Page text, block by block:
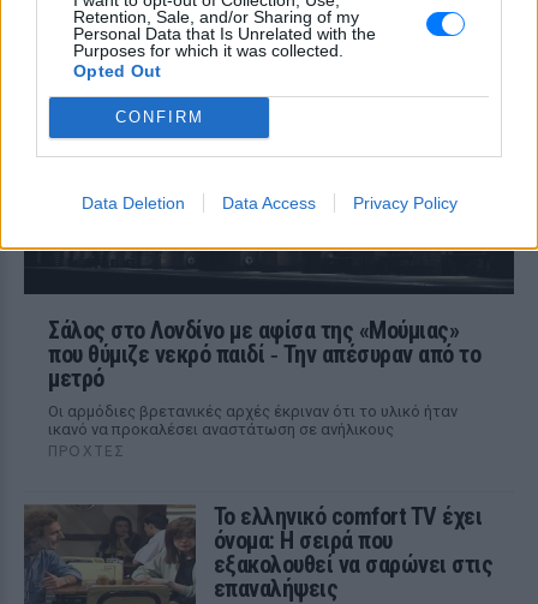
Retention, Sale, and/or Sharing of my
Personal Data that Is Unrelated with the
Purposes for which it was collected.
Opted Out
CONFIRM
Data Deletion Data Access Privacy Policy
ΧΤΕΣ
την απόλυτη αίσθηση απόδρασης
Σάλος στο Λονδίνο με αφίσα της «Μούμιας»
που θύμιζε νεκρό παιδί ‑ Την απέσυραν από το
μετρό
Οι αρμόδιες βρετανικές αρχές έκριναν ότι το υλικό ήταν
ικανό να προκαλέσει αναστάτωση σε ανήλικους
ΠΡΟΧΤΈΣ
Το ελληνικό comfort TV έχει
όνομα: Η σειρά που
εξακολουθεί να σαρώνει στις
επαναλήψεις